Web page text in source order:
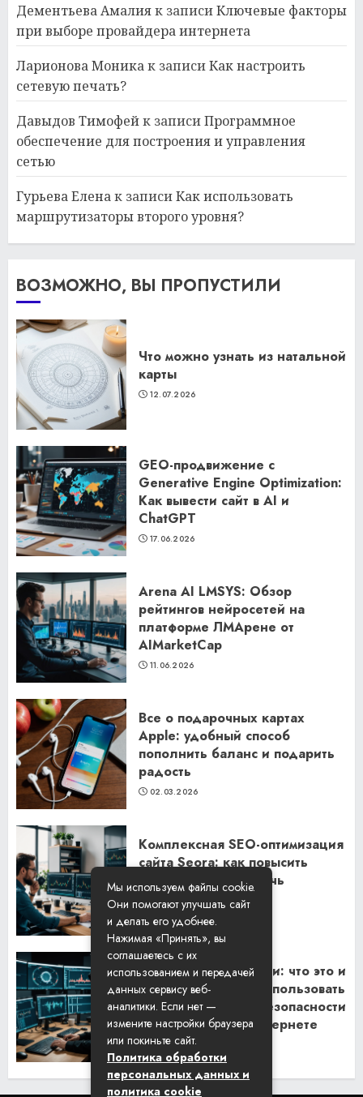
Дементьева Амалияк записиКлючевые факторы
при выборе провайдера интернета
Ларионова Моникак записиКак настроить
сетевую печать?
Давыдов Тимофейк записиПрограммное
обеспечение для построения и управления
сетью
Гурьева Еленак записиКак использовать
маршрутизаторы второго уровня?
ВОЗМОЖНО, ВЫ ПРОПУСТИЛИ
Что можно узнать из натальной
карты
12.07.2026
GEO-продвижение с
Generative Engine Optimization:
Как вывести сайт в AI и
ChatGPT
17.06.2026
Arena AI LMSYS: Обзор
рейтингов нейросетей на
платформе ЛМАрене от
AIMarketCap
11.06.2026
Все о подарочных картах
Apple: удобный способ
пополнить баланс и подарить
радость
02.03.2026
Комплексная SEO-оптимизация
сайта Seora: как повысить
видимость и привлечь
клиентов
06.02.2026
Резидентские прокси: что это и
как их правильно использовать
для обеспечения безопасности
и анонимности в интернете
29.01.2026
Мы используем файлы cookie.
Они помогают улучшать сайт
и делать его удобнее.
Нажимая «Принять», вы
соглашаетесь с их
использованием и передачей
данных сервису веб-
аналитики. Если нет —
измените настройки браузера
или покиньте сайт.
Политика обработки
персональных данных и
политика cookie